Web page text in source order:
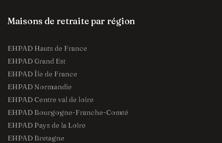
Maisons de retraite par région
EHPAD Hauts de France
EHPAD Grand Est
EHPAD Île de France
EHPAD Normandie
EHPAD Centre val de loire
EHPAD Bourgogne-Franche-Comté
EHPAD Pays de la Loire
EHPAD Bretagne